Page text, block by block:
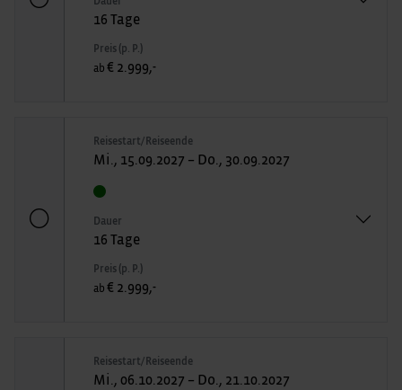
16 Tage
Preis (p. P.)
ab € 2.999,-
Reisestart/Reiseende
Mi., 15.09.2027 – Do., 30.09.2027
Dauer
16 Tage
Preis (p. P.)
ab € 2.999,-
Reisestart/Reiseende
Mi., 06.10.2027 – Do., 21.10.2027